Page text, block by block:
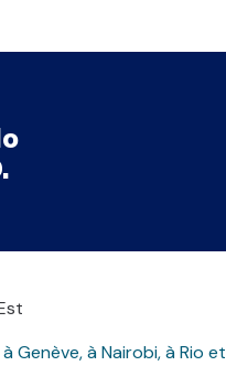
Genève, à Nairobi, à Rio et